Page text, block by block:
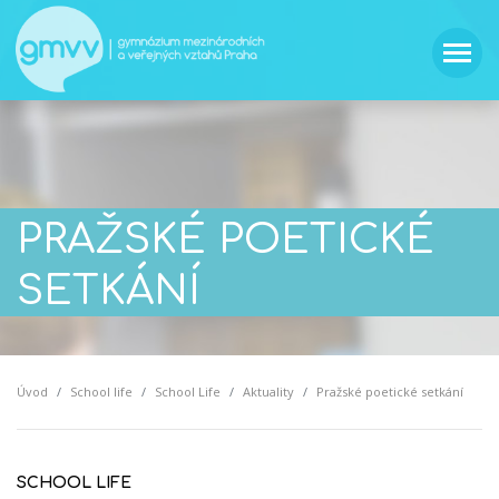
PRAŽSKÉ POETICKÉ
SETKÁNÍ
Úvod School life School Life Aktuality Pražské poetické setkání
SCHOOL LIFE